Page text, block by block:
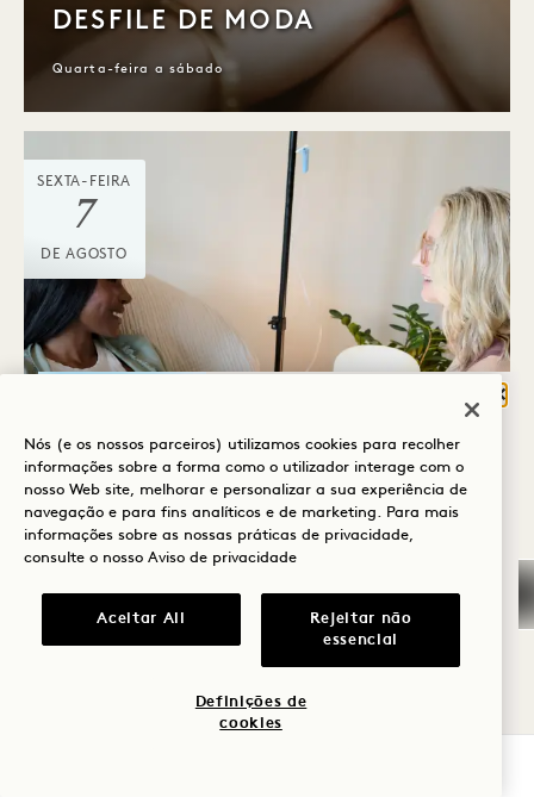
DESFILE DE MODA
Quarta-feira a sábado
SEXTA-FEIRA
7
DE AGOSTO
VITALIDADE KAUAʻI
HANALEI BAY?
Bem-estar
Momentos em
Nós (e os nossos parceiros) utilizamos cookies para recolher
informações sobre a forma como o utilizador interage com o
nosso Web site, melhorar e personalizar a sua experiência de
navegação e para fins analíticos e de marketing. Para mais
informações sobre as nossas práticas de privacidade,
consulte o nosso Aviso de privacidade
Aceitar All
Rejeitar não
essencial
Definições de
cookies